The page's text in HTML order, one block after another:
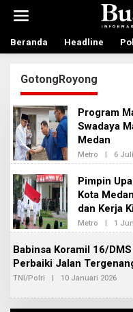
t
Beranda Headline
GotongRoyong
Program
Swadaya
Medan
Metro | 6
Pimpin
Kota
dan Kerja
Metro | 1
Babinsa Koramil 16/
Perbaiki Jalan
TNI/Polri | 10 Januari 2026
E
H